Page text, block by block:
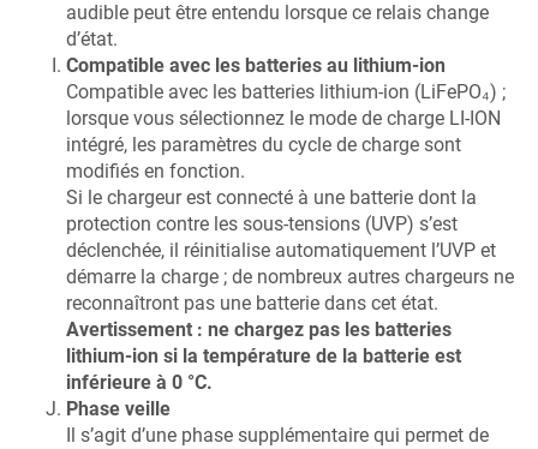
audible peut être entendu lorsque ce relais change
d’état.
Compatible avec les batteries au lithium-ion
Compatible avec les batteries lithium-ion (LiFePO₄) ;
lorsque vous sélectionnez le mode de charge LI-ION
intégré, les paramètres du cycle de charge sont
modifiés en fonction.
Si le chargeur est connecté à une batterie dont la
protection contre les sous-tensions (UVP) s’est
déclenchée, il réinitialise automatiquement l’UVP et
démarre la charge ; de nombreux autres chargeurs ne
reconnaîtront pas une batterie dans cet état.
Avertissement : ne chargez pas les batteries
lithium-ion si la température de la batterie est
inférieure à 0 °C.
Phase veille
Il s’agit d’une phase supplémentaire qui permet de